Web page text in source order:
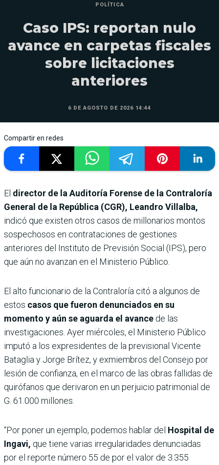
POLÍTICA
Caso IPS: reportan nulo
avance en carpetas fiscales
sobre licitaciones
anteriores
6 DE AGOSTO DE 2026 14:44
Compartir en redes
El director de la Auditoría Forense de la Contraloría
General de la República (CGR), Leandro Villalba,
indicó que existen otros casos de millonarios montos
sospechosos en contrataciones de gestiones
anteriores del Instituto de Previsión Social (IPS), pero
que aún no avanzan en el Ministerio Público.
El alto funcionario de la Contraloría citó a algunos de
estos casos que fueron denunciados en su
momento y aún se aguarda el avance de las
investigaciones. Ayer miércoles, el Ministerio Público
imputó a los expresidentes de la previsional Vicente
Bataglia y Jorge Brítez, y exmiembros del Consejo por
lesión de confianza, en el marco de las obras fallidas de
quirófanos que derivaron en un perjuicio patrimonial de
G. 61.000 millones.
“Por poner un ejemplo, podemos hablar del Hospital de
Ingavi, que tiene varias irregularidades denunciadas
por el reporte número 55 de por el valor de 3.355